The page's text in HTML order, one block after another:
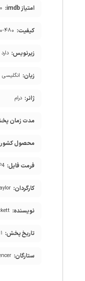
امتیاز imdb:
کیفیت:
زیرنویس: دارد
زبان: انگلیسی
ژانر: درام
مدت زمان
محصول
فرمت فایل:
کارگردان:
نویسنده:
تاریخ پخش:
ستارگان: